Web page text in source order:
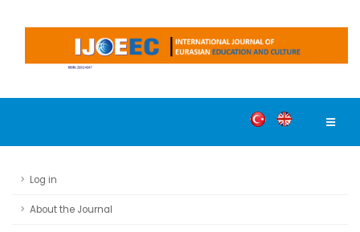
Log in
About the Journal